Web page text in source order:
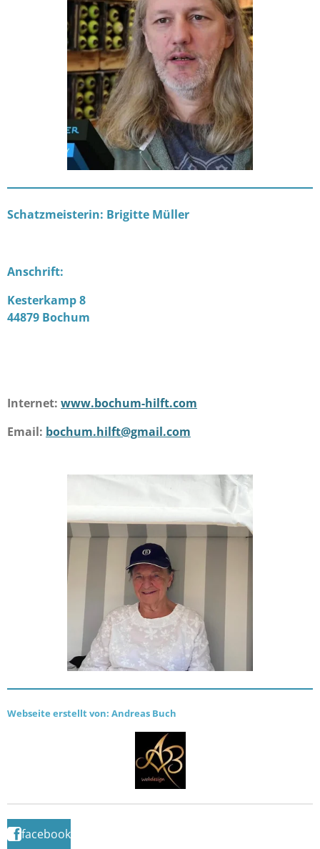
Schatzmeisterin: Brigitte Müller
Anschrift:
Kesterkamp 8
44879 Bochum
Internet: www.bochum-hilft.com
Email: bochum.hilft@gmail.com
Webseite erstellt von: Andreas Buch
facebook